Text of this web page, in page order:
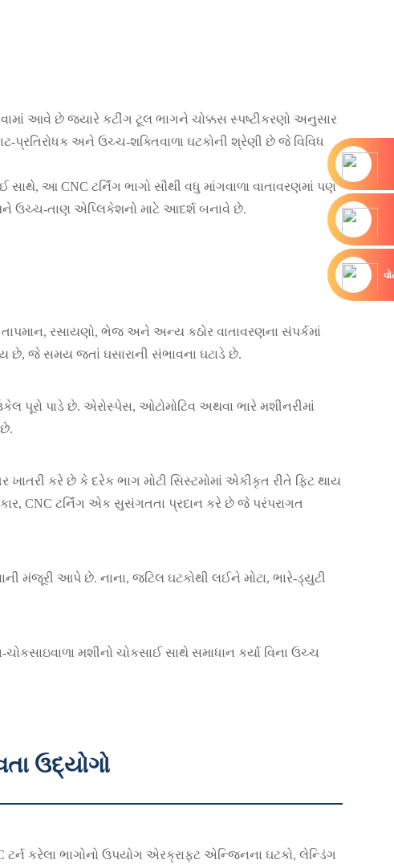
આવે છે જ્યારે કટીંગ ટૂલ ભાગને ચોક્કસ સ્પષ્ટીકરણો અનુસાર
પ્રતિરોધક અને ઉચ્ચ-શક્તિવાળા ઘટકોની શ્રેણી છે જે વિવિધ
આ CNC ટર્નિંગ ભાગો સૌથી વધુ માંગવાળા વાતાવરણમાં પણ
ઉચ્ચ-તાણ એપ્લિકેશનો માટે આદર્શ બનાવે છે.
રસાયણો, ભેજ અને અન્ય કઠોર વાતાવરણના સંપર્કમાં
છે, જે સમય જતાં ઘસારાની સંભાવના ઘટાડે છે.
પૂરો પાડે છે. એરોસ્પેસ, ઓટોમોટિવ અથવા ભારે મશીનરીમાં
કરે છે કે દરેક ભાગ મોટી સિસ્ટમોમાં એકીકૃત રીતે ફિટ થાય
CNC ટર્નિંગ એક સુસંગતતા પ્રદાન કરે છે જે પરંપરાગત
મંજૂરી આપે છે. નાના, જટિલ ઘટકોથી લઈને મોટા, ભારે-ડ્યુટી
મશીનો ચોકસાઈ સાથે સમાધાન કર્યા વિના ઉચ્ચ
ઉદ્યોગો
કરેલા ભાગોનો ઉપયોગ એરક્રાફ્ટ એન્જિનના ઘટકો, લેન્ડિંગ